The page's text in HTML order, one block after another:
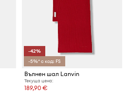
-42%
-5%* с код: FS
Вълнен шал Lanvin
Текуща цена:
189,90 €